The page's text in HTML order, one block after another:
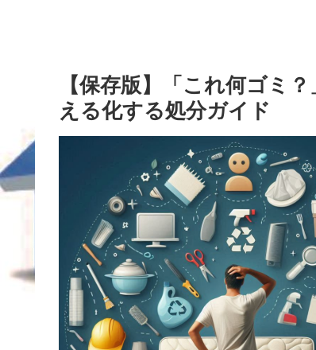
【保存版】「これ何ゴミ
える化する処分ガイド